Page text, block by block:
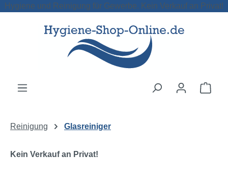
Zum Hauptinhalt springen
Hygiene und Reinigung für Gewerbe. Kein Verkauf an Privat!
Reinigung Glasreiniger
Kein Verkauf an Privat!